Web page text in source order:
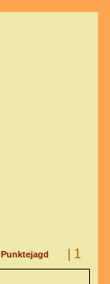
Punktejagd
| 1